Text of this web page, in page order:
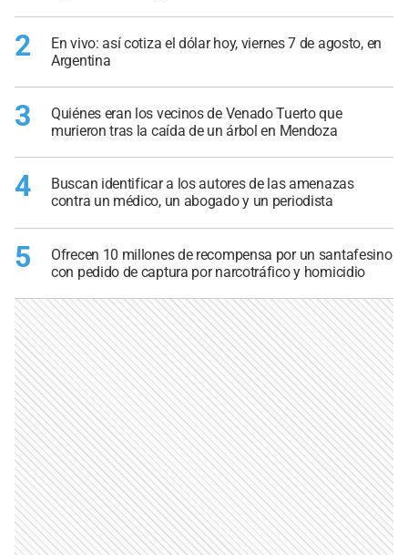
2
En vivo: así cotiza el dólar hoy, viernes 7 de agosto, en
Argentina
3
Quiénes eran los vecinos de Venado Tuerto que
murieron tras la caída de un árbol en Mendoza
4
Buscan identificar a los autores de las amenazas
contra un médico, un abogado y un periodista
5
Ofrecen 10 millones de recompensa por un santafesino
con pedido de captura por narcotráfico y homicidio